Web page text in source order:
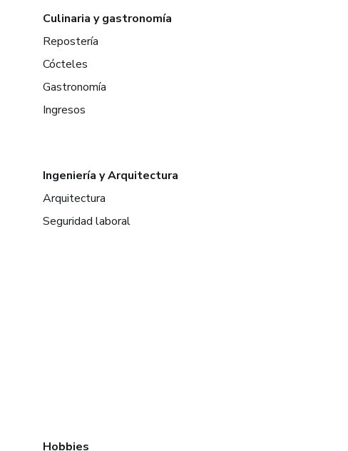
Culinaria y gastronomía
Repostería
Cócteles
Gastronomía
Ingresos
Ingeniería y Arquitectura
Arquitectura
Seguridad laboral
Hobbies